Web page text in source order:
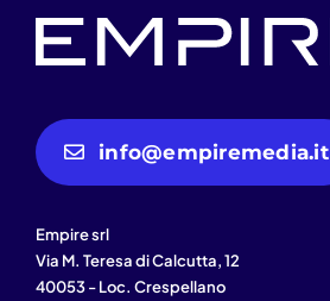
info@empiremedia.it
Empire srl
Via M. Teresa di Calcutta, 12
40053 - Loc. Crespellano